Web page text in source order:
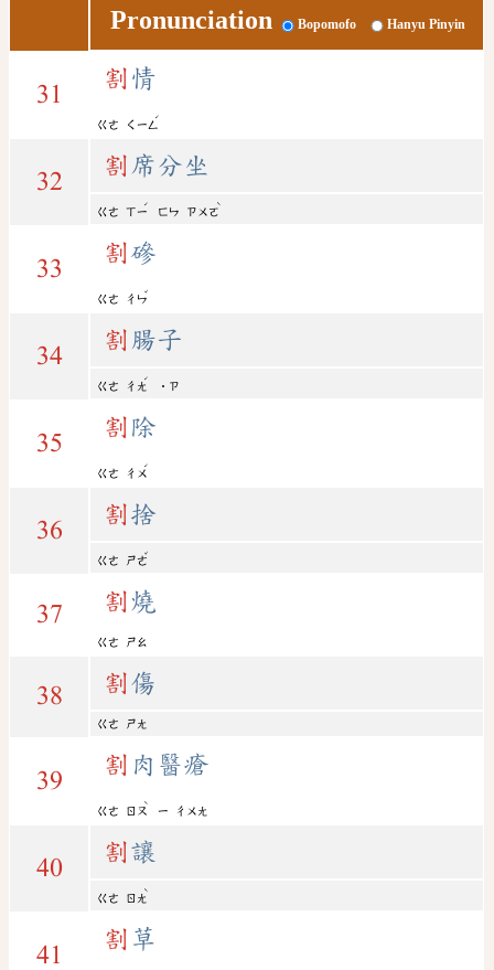
Pronunciation Bopomofo Hanyu Pinyin
31
割 情
ㄍㄜ ㄑㄧㄥ
ˊ
32
割 席分坐
ㄍㄜ ㄒㄧ
ˊ
ㄈㄣ ㄗㄨㄛ
ˋ
33
割磣
ㄍㄜ ㄔㄣ
ˇ
34
割 腸子
ㄍㄜ ㄔㄤ
ˊ
˙ㄗ
35
割 除
ㄍㄜ ㄔㄨ
ˊ
36
割捨
ㄍㄜ ㄕㄜ
ˇ
37 割燒
ㄍㄜ ㄕㄠ
38 割傷
ㄍㄜ ㄕㄤ
39
割 肉醫瘡
ㄍㄜ ㄖㄡ
ˋ
ㄧ ㄔㄨㄤ
40
割讓
ㄍㄜ ㄖㄤ
ˋ
41
割 草